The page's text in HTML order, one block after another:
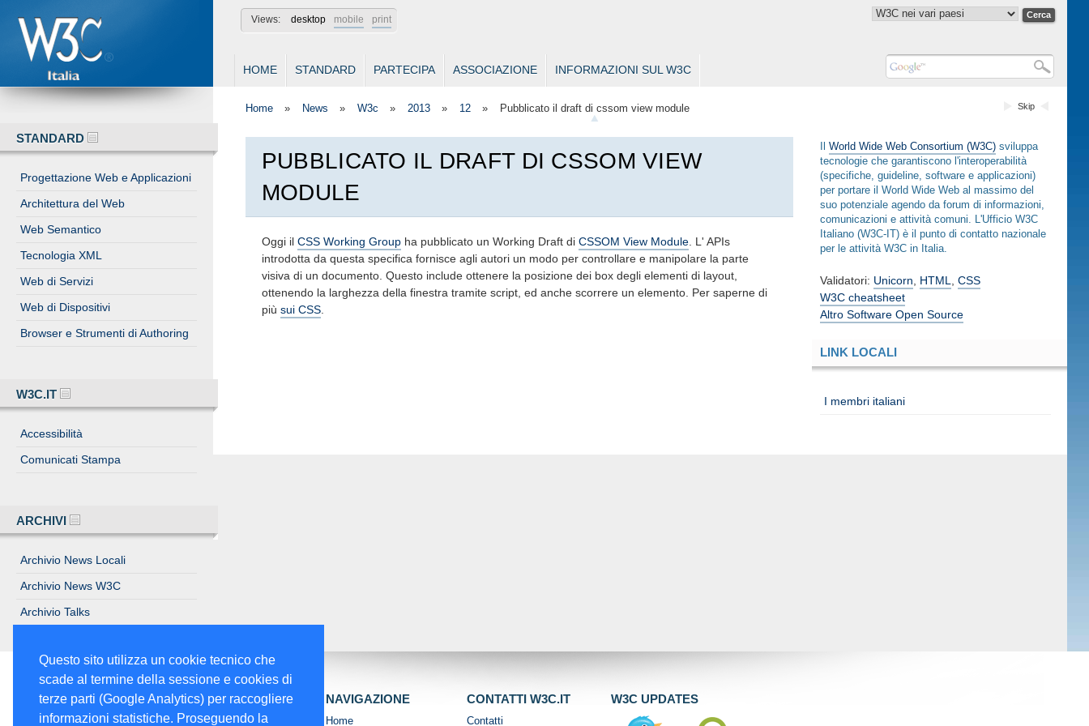
Questo sito utilizza un cookie tecnico che
scade al termine della sessione e cookies di
terze parti (Google Analytics) per raccogliere
informazioni statistiche. Proseguendo la
Views: desktop mobile print
HOME STANDARD PARTECIPA ASSOCIAZIONE INFORMAZIONI SUL W3C
STANDARD
Progettazione Web e Applicazioni
Architettura del Web
Web Semantico
Tecnologia XML
Web di Servizi
Web di Dispositivi
Browser e Strumenti di Authoring
W3C.IT
Accessibilità
Comunicati Stampa
ARCHIVI
Archivio News Locali
Archivio News W3C
Archivio Talks
Skip
Home » News » W3c » 2013 » 12 » Pubblicato il draft di cssom view module
PUBBLICATO IL DRAFT DI CSSOM VIEW
MODULE
Oggi il CSS Working Groupha pubblicato un Working Draft di CSSOM View Module. L' APIs
introdotta da questa specifica fornisce agli autori un modo per controllare e manipolare la parte
visiva di un documento. Questo include ottenere la posizione dei box degli elementi di layout,
ottenendo la larghezza della finestra tramite script, ed anche scorrere un elemento. Per saperne di
più sui CSS.
IlWorld Wide Web Consortium (W3C) sviluppa
tecnologie che garantiscono l'interoperabilità
(specifiche, guideline, software e applicazioni)
per portare il World Wide Web al massimo del
suo potenziale agendo da forum di informazioni,
comunicazioni e attività comuni. L'Ufficio W3C
Italiano (W3C-IT) è il punto di contatto nazionale
per le attività W3C in Italia.
Validatori: Unicorn HTML ,CSS
W3C cheatsheet
Altro Software Open Source
LINK LOCALI
I membri italiani
NAVIGAZIONE
Home
CONTATTI W3C.IT
Contatti
W3C UPDATES